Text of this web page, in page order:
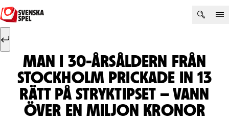
Hoppa till innehåll
Sök efter:
MAN I 30-ÅRSÅLDERN FRÅN
STOCKHOLM PRICKADE IN 13
RÄTT PÅ STRYKTIPSET – VANN
ÖVER EN MILJON KRONOR